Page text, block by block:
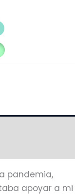
pandemia,
apoyar a mi